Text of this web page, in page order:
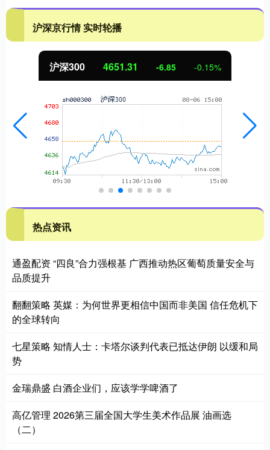
沪深京行情 实时轮播
沪深300 4651.31 -6.85 -0.15%
热点资讯
通盈配资 “四良”合力强根基 广西推动热区葡萄质量安全与
品质提升
翻翻策略 英媒：为何世界更相信中国而非美国 信任危机下
的全球转向
七星策略 知情人士：卡塔尔谈判代表已抵达伊朗 以缓和局
势
金瑞鼎盛 白酒企业们，应该学学啤酒了
高亿管理 2026第三届全国大学生美术作品展 油画选
（二）